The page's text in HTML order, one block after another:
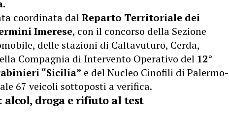
coordinata dalReparto Territoriale dei
Imerese, con il concorso della Sezione
delle stazioni di Caltavuturo, Cerda,
Compagnia di Intervento Operativo del 12°
“Sicilia” e del Nucleo Cinofili di Palermo-
67 veicoli sottoposti a verifica.
droga e rifiuto al test